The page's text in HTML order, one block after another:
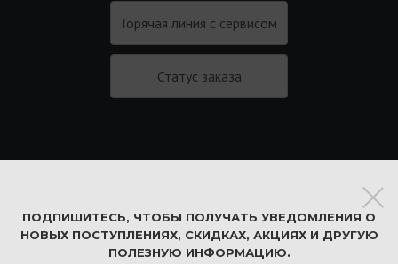
ПОДПИШИТЕСЬ, ЧТОБЫ ПОЛУЧАТЬ УВЕДОМЛЕНИЯ О
НОВЫХ ПОСТУПЛЕНИЯХ, СКИДКАХ, АКЦИЯХ И ДРУГУЮ
ПОЛЕЗНУЮ ИНФОРМАЦИЮ.
Горячая линия с сервисом
Статус заказа
Соглашение на обработку персональных